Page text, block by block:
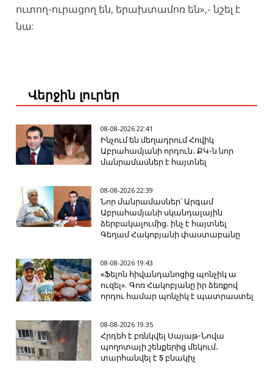
ուտող-ուրացող են, երախտամոռ են»,- նշել է
նա:
Վերջին լուրեր
08-08-2026 22:41
Ինչում են մեղադրում Հովիկ
Աբրահամյանի որդուն․ ՔԿ-ն նոր
մանրամասներ է հայտնել
08-08-2026 22:39
Նոր մանրամասներ՝ Արգամ
Աբրահամյանի սկանդալային
ձերբակալումից․ ինչ է հայտնել
Գեղամ Հակոբյանի փաստաբանը
08-08-2026 19:43
«Ֆելոն հիվանդանոցից պոնչիկ ա
ուզել». Գոռ Հակոբյանը իր ձեռքով
որդու համար պոնչիկ է պատրաստել
08-08-2026 19:35
Հրդեհ է բռնկվել Սայաթ-Նովա
պողոտայի շենքերից մեկում․
տարհանվել է 5 բնակիչ